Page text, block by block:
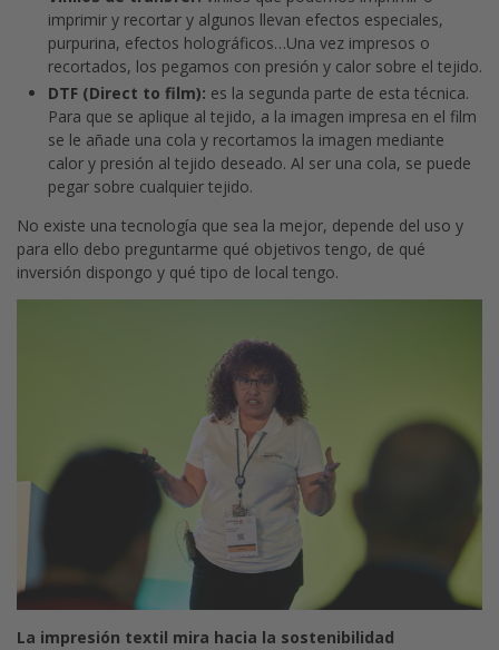
imprimir y recortar y algunos llevan efectos especiales,
purpurina, efectos holográficos…Una vez impresos o
recortados, los pegamos con presión y calor sobre el tejido.
DTF (Direct to film): es la segunda parte de esta técnica.
Para que se aplique al tejido, a la imagen impresa en el film
se le añade una cola y recortamos la imagen mediante
calor y presión al tejido deseado. Al ser una cola, se puede
pegar sobre cualquier tejido.
No existe una tecnología que sea la mejor, depende del uso y
para ello debo preguntarme qué objetivos tengo, de qué
inversión dispongo y qué tipo de local tengo.
La impresión textil mira hacia la sostenibilidad